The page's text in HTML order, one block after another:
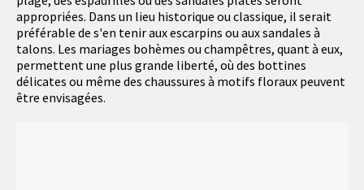
appropriées. Dans un lieu historique ou classique, il serait
préférable de s'en tenir aux escarpins ou aux sandales à
talons. Les mariages bohèmes ou champêtres, quant à eux,
permettent une plus grande liberté, où des bottines
délicates ou même des chaussures à motifs floraux peuvent
être envisagées.